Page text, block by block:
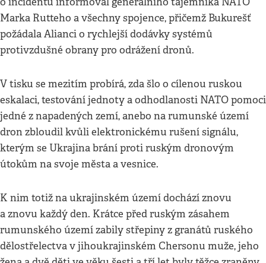
Marka Rutteho a všechny spojence, přičemž Bukurešť
požádala Alianci o rychlejší dodávky systémů
protivzdušné obrany pro odrážení dronů.
V tisku se mezitím probírá, zda šlo o cílenou ruskou
eskalaci, testování jednoty a odhodlanosti NATO pomoci
jedné z napadených zemí, anebo na rumunské území
dron zbloudil kvůli elektronickému rušení signálu,
kterým se Ukrajina brání proti ruským dronovým
útokům na svoje města a vesnice.
K nim totiž na ukrajinském území dochází znovu
a znovu každý den. Krátce před ruským zásahem
rumunského území zabily střepiny z granátů ruského
dělostřelectva v jihoukrajinském Chersonu muže, jeho